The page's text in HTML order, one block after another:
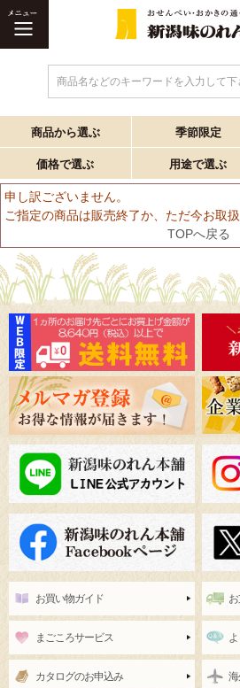
商品名などのキーワードを入力して下
商品から選ぶ 季節限定
価格で選ぶ 用途で選ぶ
申し訳ございません。
ご指定の商品は販売終了か、ただ今お取
TOPへ戻る
お買い物ガイド
まごころサービス
カタログのお申込み